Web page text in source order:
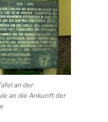
an der
an die Ankunft der